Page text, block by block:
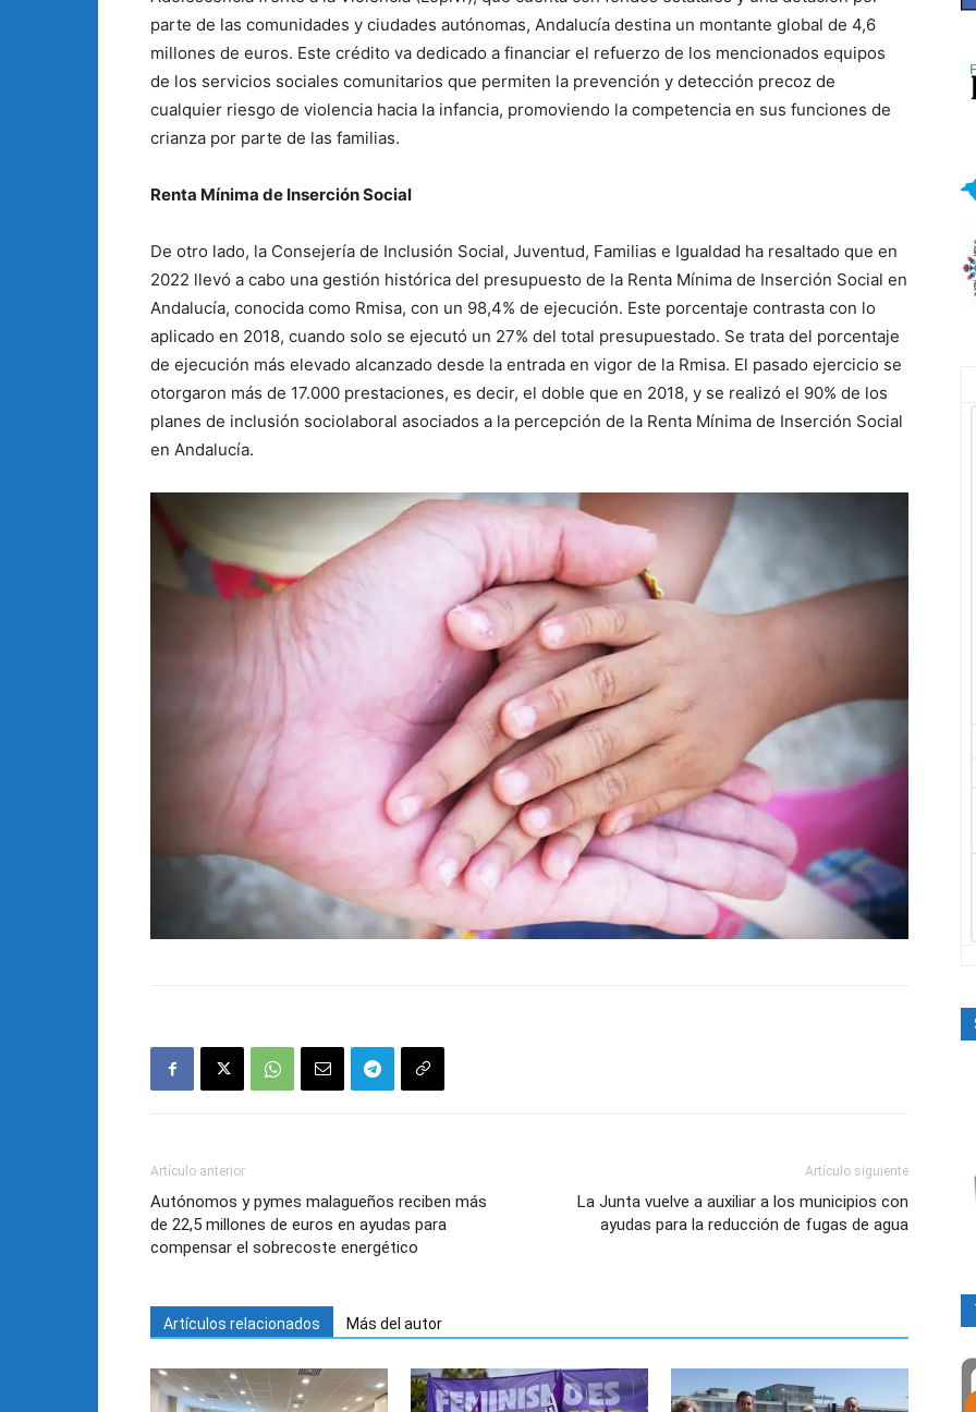
parte de las comunidades y ciudades autónomas, Andalucía destina un montante global de 4,6
millones de euros. Este crédito va dedicado a financiar el refuerzo de los mencionados equipos
de los servicios sociales comunitarios que permiten la prevención y detección precoz de
cualquier riesgo de violencia hacia la infancia, promoviendo la competencia en sus funciones de
crianza por parte de las familias.
Renta Mínima de Inserción Social
De otro lado, la Consejería de Inclusión Social, Juventud, Familias e Igualdad ha resaltado que en
2022 llevó a cabo una gestión histórica del presupuesto de la Renta Mínima de Inserción Social en
Andalucía, conocida como Rmisa, con un 98,4% de ejecución. Este porcentaje contrasta con lo
aplicado en 2018, cuando solo se ejecutó un 27% del total presupuestado. Se trata del porcentaje
de ejecución más elevado alcanzado desde la entrada en vigor de la Rmisa. El pasado ejercicio se
otorgaron más de 17.000 prestaciones, es decir, el doble que en 2018, y se realizó el 90% de los
planes de inclusión sociolaboral asociados a la percepción de la Renta Mínima de Inserción Social
en Andalucía.
Artículo anterior
Autónomos y pymes malagueños reciben más
de 22,5 millones de euros en ayudas para
compensar el sobrecoste energético
Artículo siguiente
La Junta vuelve a auxiliar a los municipios con
ayudas para la reducción de fugas de agua
Artículos relacionados Más del autor